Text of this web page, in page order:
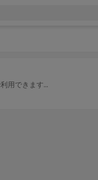
用できます...